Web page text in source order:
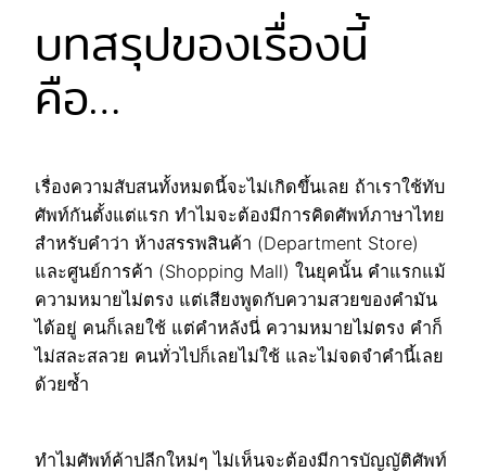
บทสรุปของเรื่องนี้
คือ…
เรื่องความสับสนทั้งหมดนี้จะไม่เกิดขึ้นเลย ถ้าเราใช้ทับ
ศัพท์กันตั้งแต่แรก ทำไมจะต้องมีการคิดศัพท์ภาษาไทย
สำหรับคำว่า ห้างสรรพสินค้า (Department Store)
และศูนย์การค้า (Shopping Mall) ในยุคนั้น คำแรกแม้
ความหมายไม่ตรง แต่เสียงพูดกับความสวยของคำมัน
ได้อยู่ คนก็เลยใช้ แต่คำหลังนี่ ความหมายไม่ตรง คำก็
ไม่สละสลวย คนทั่วไปก็เลยไม่ใช้ และไม่จดจำคำนี้เลย
ด้วยซ้ำ
ทำไมศัพท์ค้าปลีกใหม่ๆ ไม่เห็นจะต้องมีการบัญญัติศัพท์